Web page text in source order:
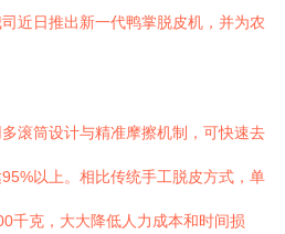
近日推出新一代鸭掌脱皮机，并为农
滚筒设计与精准摩擦机制，可快速去
以上。相比传统手工脱皮方式，单
千克，大大降低人力成本和时间损